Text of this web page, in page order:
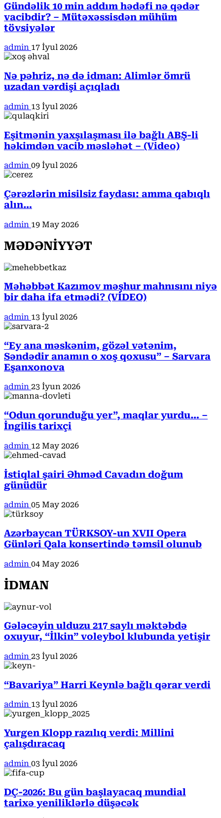
Gündəlik 10 min addım hədəfi nə qədər
vacibdir? – Mütəxəssisdən mühüm
tövsiyələr
admin 17 İyul 2026
Nə pəhriz, nə də idman: Alimlər ömrü
uzadan vərdişi açıqladı
admin 13 İyul 2026
Eşitmənin yaxşılaşması ilə bağlı ABŞ-li
həkimdən vacib məsləhət – (Video)
admin 09 İyul 2026
Çərəzlərin misilsiz faydası: amma qabıqlı
alın…
admin 19 May 2026
MƏDƏNİYYƏT
Məhəbbət Kazımov məşhur mahnısını niyə
bir daha ifa etmədi? (VİDEO)
admin 13 İyul 2026
“Ey ana məskənim, gözəl vətənim,
Səndədir anamın o xoş qoxusu” – Sarvara
Eşanxonova
admin 23 İyun 2026
“Odun qorunduğu yer”, maqlar yurdu… –
İngilis tarixçi
admin 12 May 2026
İstiqlal şairi Əhməd Cavadın doğum
günüdür
admin 05 May 2026
Azərbaycan TÜRKSOY-un XVII Opera
Günləri Qala konsertində təmsil olunub
admin 04 May 2026
İDMAN
Gələcəyin ulduzu 217 saylı məktəbdə
oxuyur, “İlkin” voleybol klubunda yetişir
admin 23 İyul 2026
“Bavariya” Harri Keynlə bağlı qərar verdi
admin 13 İyul 2026
Yurgen Klopp razılıq verdi: Millini
çalışdıracaq
admin 03 İyul 2026
DÇ-2026: Bu gün başlayacaq mundial
tarixə yeniliklərlə düşəcək